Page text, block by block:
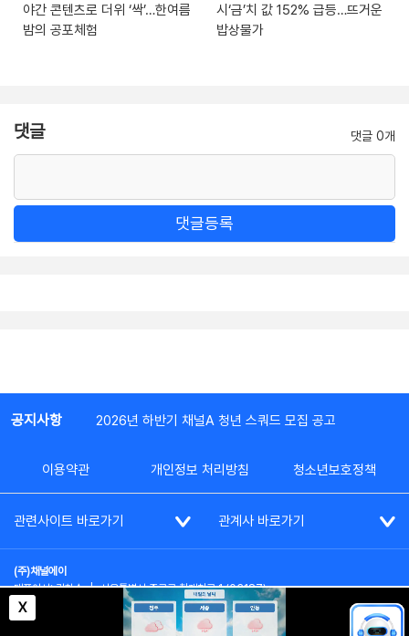
야간 콘텐츠로 더위 ‘싹’…한여름
밤의 공포체험
시‘금’치 값 152% 급등…뜨거운
밥상물가
댓글 댓글 0개
댓글등록
X
공지사항 2026년 하반기 채널A 청년 스쿼드 모집 공고
이용약관 개인정보 처리방침 청소년보호정책
관련사이트 바로가기 관계사 바로가기
(주)채널에이
대표이사: 김차수 | 서울특별시 종로구 청계천로 1 (03187)
부가통신사업신고: 022357호 | 사업자등록번호: 101-86-62787
대표전화: (02)2020-3114
시청자상담실: (02)2020-3100